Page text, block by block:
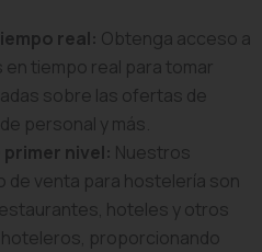
real: Obtenga acceso a
en tiempo real para tomar
sobre las ofertas de
personal y más.
nivel: Nuestros
de venta para hostelería son
hoteles y otros
proporcionando